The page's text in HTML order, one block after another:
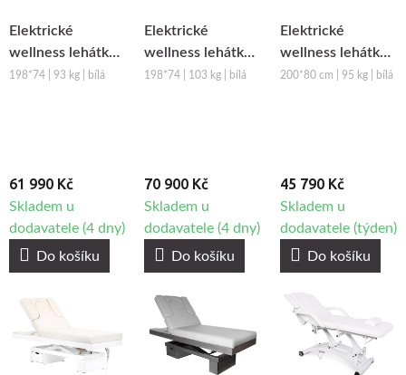
Elektrické
wellness lehátko
s vyhříváním
198*74 | 93 kg | bílá
61 990 Kč
Skladem u
dodavatele (4 dny)
Do košíku
Elektrické
wellness lehátko
s vyhříváním a
198*74 | 103 kg | bílá
70 900 Kč
Skladem u
dodavatele (4 dny)
Do košíku
Elektrické
wellness lehátko
s vyhříváním
200*80 cm | 95 kg | bílá
45 790 Kč
Skladem u
dodavatele (týden)
Do košíku